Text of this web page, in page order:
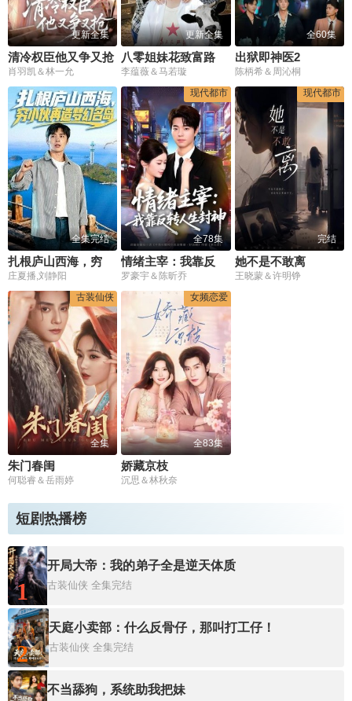
更新全集
清冷权臣他又争又抢
肖羽凯＆林一允
更新全集
李蕴薇＆马若璇
全60集
出狱即神医2
陈柄希＆周沁桐
全集完结
庄夏播,刘静阳
现代都市
全78集
罗豪宇＆陈昕乔
现代都市
完结
她不是不敢离
王晓蒙＆许明铮
古装仙侠
全集
朱门春闺
何聪睿＆岳雨婷
女频恋爱
全83集
娇藏京枝
沉思＆林秋奈
短剧热播榜
1
开局大帝：我的弟子全是逆天体质
古装仙侠 全集完结
2
天庭小卖部：什么反骨仔，那叫打工仔！
古装仙侠 全集完结
不当舔狗，系统助我把妹